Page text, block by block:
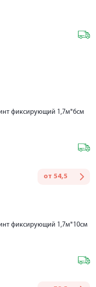
фиксирующий 1,7м*6см
от 54,5
фиксирующий 1,7м*10см